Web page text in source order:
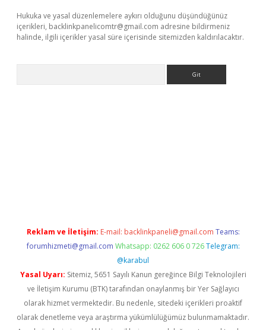
Hukuka ve yasal düzenlemelere aykırı olduğunu düşündüğünüz
içerikleri, backlinkpanelicomtr@gmail.com adresine bildirmeniz
halinde, ilgili içerikler yasal süre içerisinde sitemizden kaldırılacaktır.
Reklam ve İletişim: E-mail: backlinkpaneli@gmail.com Teams:
forumhizmeti@gmail.com Whatsapp: 0262 606 0 726 Telegram:
@karabul
Yasal Uyarı: Sitemiz, 5651 Sayılı Kanun gereğince Bilgi Teknolojileri
ve İletişim Kurumu (BTK) tarafından onaylanmış bir Yer Sağlayıcı
olarak hizmet vermektedir. Bu nedenle, sitedeki içerikleri proaktif
olarak denetleme veya araştırma yükümlülüğümüz bulunmamaktadır.